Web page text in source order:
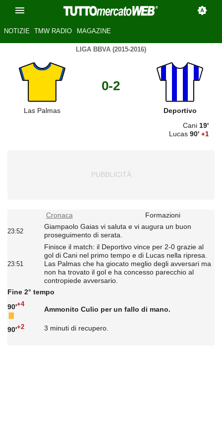
NOTIZIE TMW RADIO MAGAZINE
LIGA BBVA (2015-2016)
Las Palmas
0-2
Deportivo
Cani 19'
Lucas 90' +1
Cronaca Formazioni
23:52
Giampaolo Gaias vi saluta e vi augura un buon
proseguimento di serata.
23:51
Finisce il match: il Deportivo vince per 2-0 grazie al
gol di Cani nel primo tempo e di Lucas nella ripresa.
Las Palmas che ha giocato meglio degli avversari ma
non ha trovato il gol e ha concesso parecchio al
contropiede avversario.
Fine 2° tempo
90'+4
Ammonito Culio per un fallo di mano.
90'+2 3 minuti di recupero.